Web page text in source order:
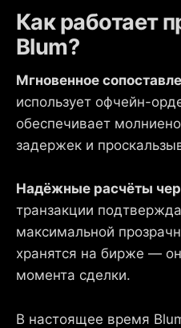
Как работает
Blum?
Мгновенное
использует офчейн-
обеспечивает
задержек и
Надёжные расчёты
транзакции
максимальной
хранятся на бирже —
момента сделки.
В настоящее время